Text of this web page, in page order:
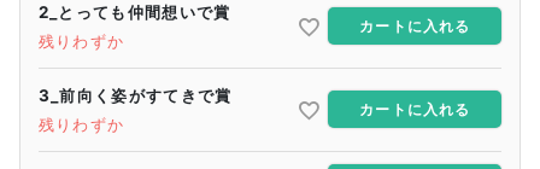
2_とっても仲間想いで賞
残りわずか
カートに入れる
3_前向く姿がすてきで賞
残りわずか
カートに入れる